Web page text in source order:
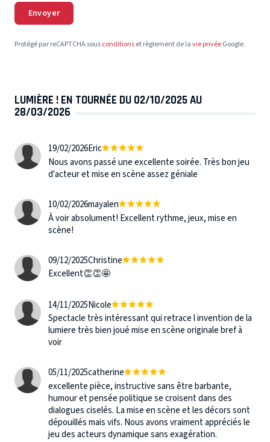
Envoyer
Protégé par reCAPTCHA sousconditionset règlement de lavie privéeGoogle.
LUMIÈRE ! EN TOURNÉE DU 02/10/2025 AU
28/03/2026
19/02/2026Eric
Nous avons passé une excellente soirée. Très bon jeu
d'acteur et mise en scène assez géniale
10/02/2026mayalen
À voir absolument! Excellent rythme, jeux, mise en
scène!
09/12/2025Christine
Excellent👏👏🤩
14/11/2025Nicole
Spectacle très intéressant qui retrace l invention de la
lumiere très bien joué mise en scène originale bref à
voir
05/11/2025catherine
excellente pièce, instructive sans être barbante,
humour et pensée politique se croisent dans des
dialogues ciselés. La mise en scène et les décors sont
dépouillés mais vifs. Nous avons vraiment appréciés le
jeu des acteurs dynamique sans exagération.